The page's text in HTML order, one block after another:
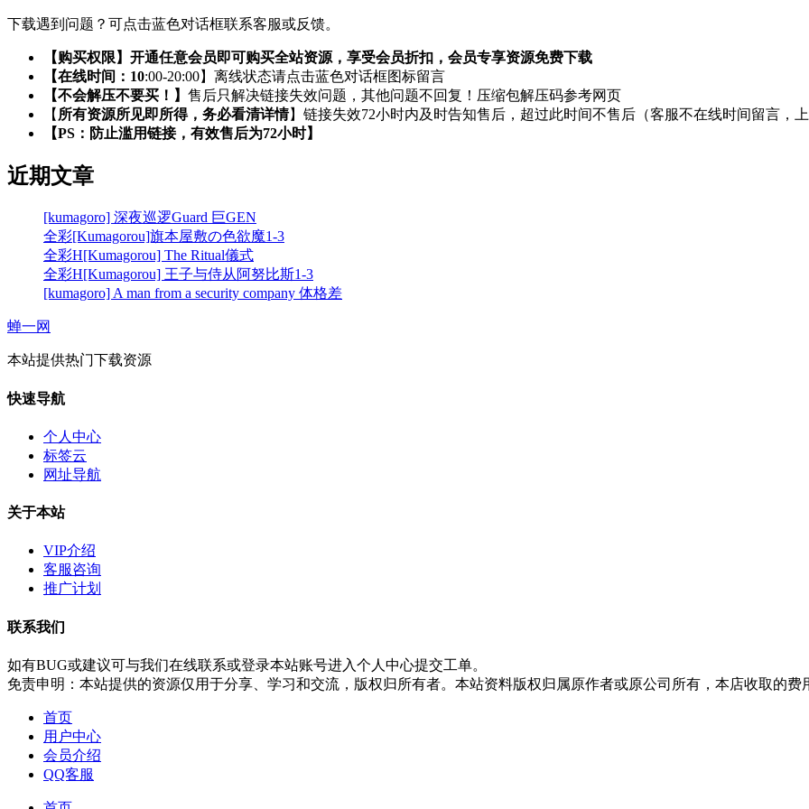
下载遇到问题？可点击蓝色对话框联系客服或反馈。
【购买权限】开通任意会员即可购买全站资源，享受会员折扣，会员专享资源免费下载
【在线时间：10:00-20:00】离线状态请点击蓝色对话框图标留言
【不会解压不要买！】 售后只解决链接失效问题，其他问题不回复！压缩包解压码参考网页
【 所有资源所见即所得，务必看清详情】链接失效72小时内及时告知售后，超过此时间不售后（客服不在线时间留言，上
【PS：防止滥用链接，有效售后为72小时】
近期文章
[kumagoro] 深夜巡逻Guard 巨GEN
全彩[Kumagorou]旗本屋敷の色欲魔1-3
全彩H[Kumagorou] The Ritual儀式
全彩H[Kumagorou] 王子与侍从阿努比斯1-3
[kumagoro] A man from a security company 体格差
蝉一网
本站提供热门下载资源
快速导航
个人中心
标签云
网址导航
关于本站
VIP介绍
客服咨询
推广计划
联系我们
如有BUG或建议可与我们在线联系或登录本站账号进入个人中心提交工单。
免责申明：本站提供的资源仅用于分享、学习和交流，版权归所有者。本站资料版权归属原作者或原公司所有，本店收取的费
首页
用户中心
会员介绍
QQ客服